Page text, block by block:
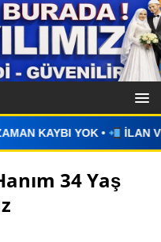
VERİN • WHATSAPP
34 Yaş